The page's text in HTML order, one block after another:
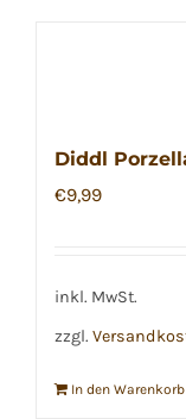
Diddl
€9,99
inkl. MwSt.
zzgl.
In den Warenkorb